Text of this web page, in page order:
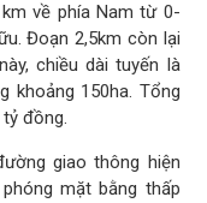
về phía Nam từ 0-
Đoạn 2,5km còn lại
chiều dài tuyến là
khoảng 150ha. Tổng
đồng.
giao thông hiện
mặt bằng thấp